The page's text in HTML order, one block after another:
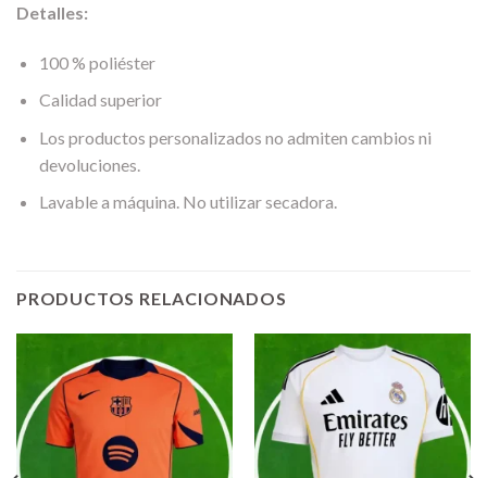
Detalles:
100 % poliéster
Calidad superior
Los productos personalizados no admiten cambios ni
devoluciones.
Lavable a máquina. No utilizar secadora.
PRODUCTOS RELACIONADOS